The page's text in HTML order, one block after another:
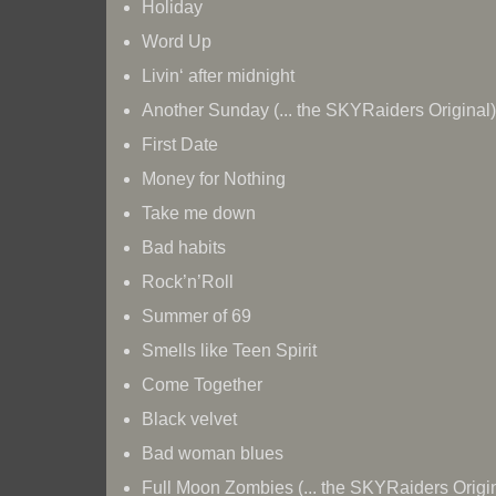
Holiday
Word Up
Livin‘ after midnight
Another Sunday (... the SKYRaiders Original)
First Date
Money for Nothing
Take me down
Bad habits
Rock’n’Roll
Summer of 69
Smells like Teen Spirit
Come Together
Black velvet
Bad woman blues
Full Moon Zombies (... the SKYRaiders